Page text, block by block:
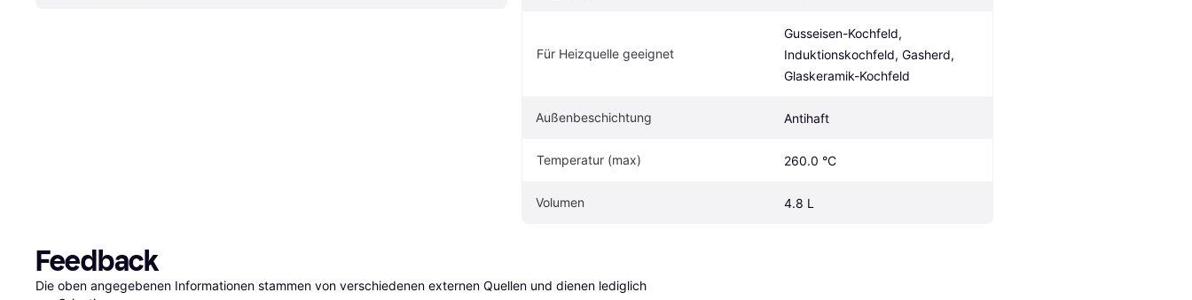
Für Heizquelle geeignet
Gusseisen-Kochfeld,
Induktionskochfeld, Gasherd,
Glaskeramik-Kochfeld
Außenbeschichtung Antihaft
Temperatur (max) 260.0 °C
Volumen 4.8 L
Feedback
Die oben angegebenen Informationen stammen von verschiedenen externen Quellen und dienen lediglich